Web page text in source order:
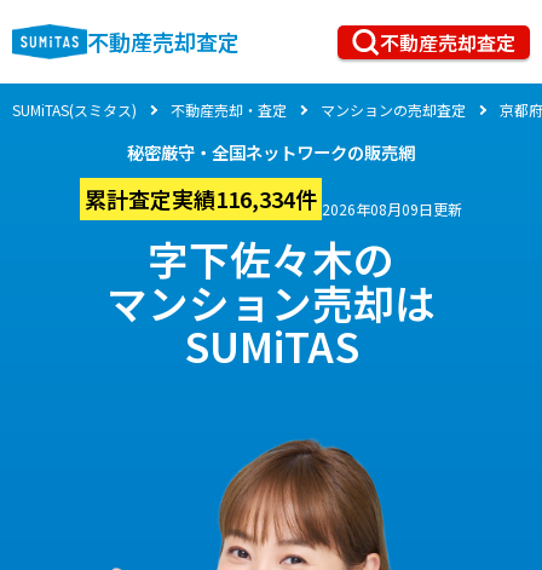
不動産売却査定 不動産売却査定
SUMiTAS(スミタス) 不動産売却・査定 マンションの売却査定 京都府
秘密厳守・全国ネットワークの販売網
累計査定実績116,334件 2026年08月09日更新
字下佐々木の
マンション売却は
SUMiTAS